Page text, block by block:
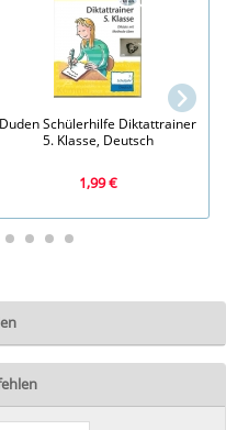
Duden Schülerhilfe Diktattrainer
5. Klasse, Deutsch
1,99 €